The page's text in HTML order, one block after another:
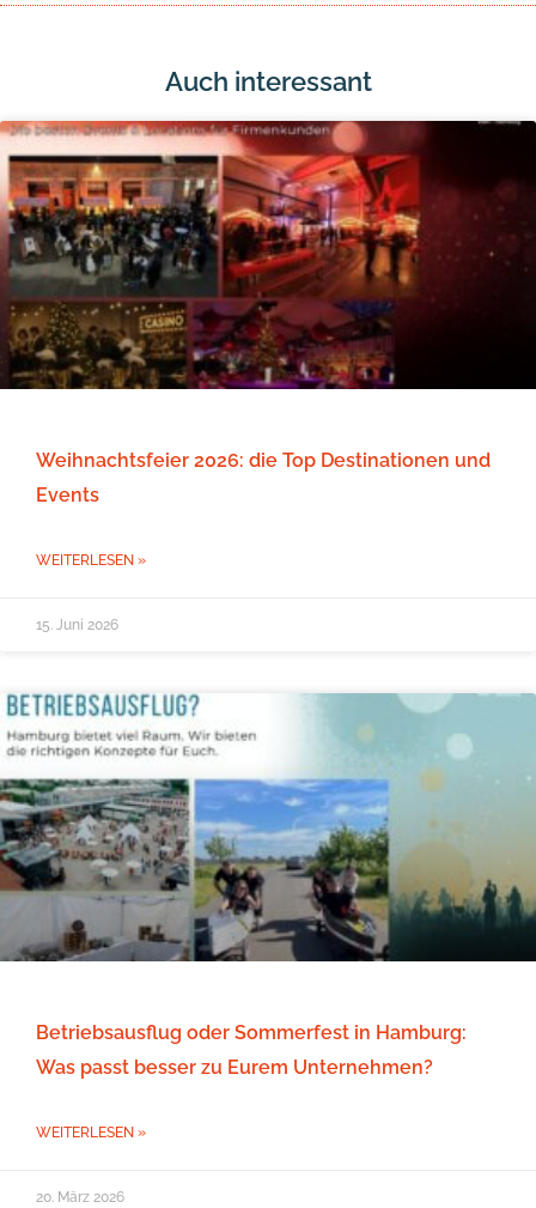
Auch interessant
Weihnachtsfeier 2026: die Top Destinationen und
Events
WEITERLESEN »
15. Juni 2026
Betriebsausflug oder Sommerfest in Hamburg:
Was passt besser zu Eurem Unternehmen?
WEITERLESEN »
20. März 2026